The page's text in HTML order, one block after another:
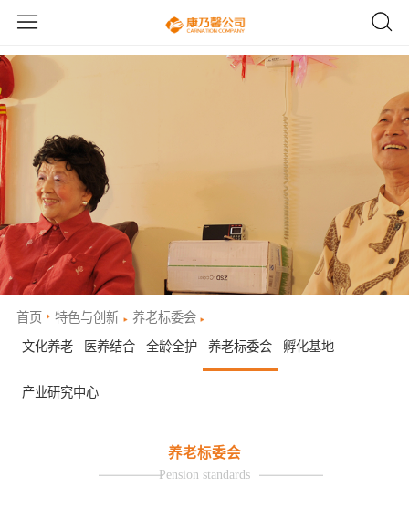
首页 特色与创新
养老标委会
文化养老
医养结合 全龄全护 养老标委会 孵化基地
产业研究中心
养老标委会
Pension standards